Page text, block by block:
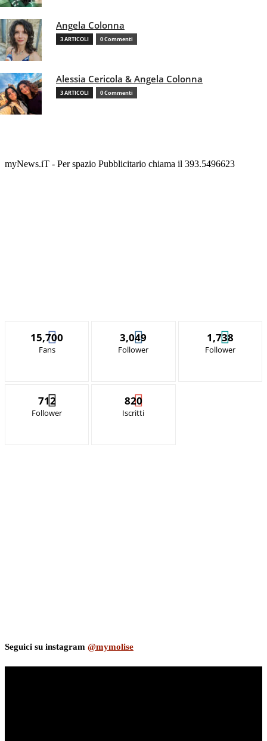
Angela Colonna
3 ARTICOLI 0 Commenti
Alessia Cericola & Angela Colonna
3 ARTICOLI 0 Commenti
myNews.iT - Per spazio Pubblicitario chiama il 393.5496623
15,700
Fans
3,049
Follower
1,738
Follower
712
Follower
820
Iscritti
Seguici su instagram @mymolise